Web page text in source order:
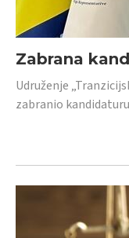
Zabrana
Udruženje
zabranio